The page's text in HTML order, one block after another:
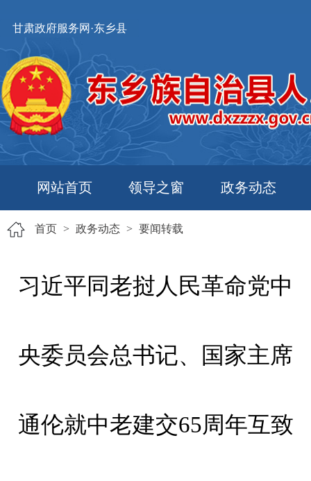
甘肃政府服务网·东乡县
网站首页 领导之窗 政务动态
首页 > 政务动态 > 要闻转载
习近平同老挝人民革命党中
央委员会总书记、国家主席
通伦就中老建交65周年互致